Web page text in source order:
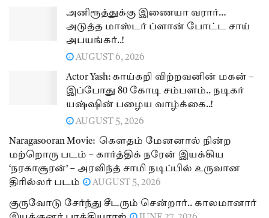
அனிரூத்துக்கு இணையா வரார்…
அடுத்த மாஸ்டர் ப்ளான் போட்ட சாய்
அபயங்கர்..!
AUGUST 6, 2026
Actor Yash: காய்கறி விற்றவனின் மகன் –
இப்போது 80 கோடி சம்பளம்.. நடிகர்
யஷ்ஷின் பழைய வாழ்க்கை..!
AUGUST 5, 2026
Naragasooran Movie: கௌதம் மேனனால் நின்ற
மற்றொரு படம் – கார்த்திக் நரேன் இயக்கிய
‘நரகாசூரன்’ – அரவிந்த் சாமி நடிப்பில் உருவான
திரில்லர் படம்
AUGUST 5, 2026
குருவோடு சேர்ந்து சீடரும் சென்றார்.. காலமானார்